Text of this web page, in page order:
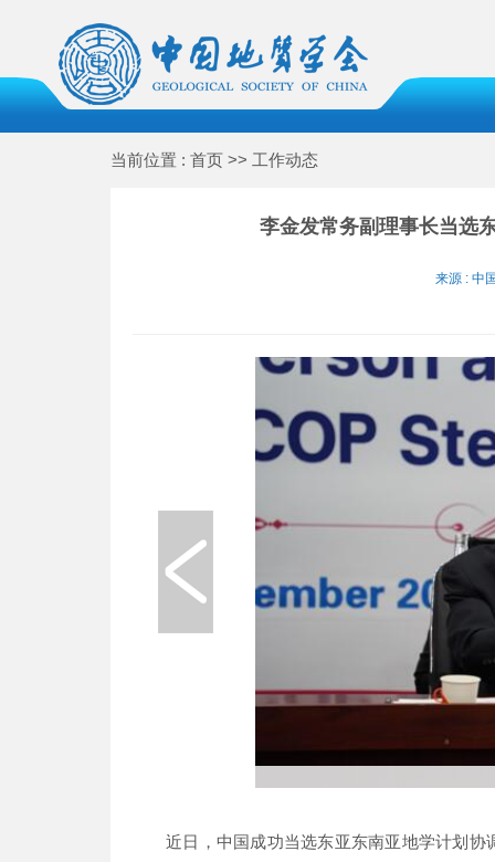
当前位置 : 首页 >> 工作动态
李金发常务副理事长当选
来源 : 中
近日，中国成功当选东亚东南亚地学计划